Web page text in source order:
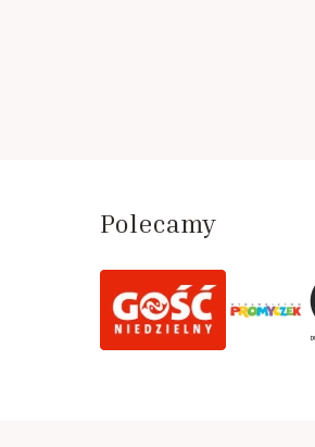
Polecamy